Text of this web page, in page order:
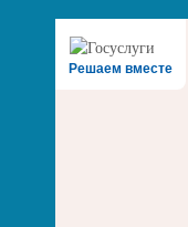
Решаем вместе